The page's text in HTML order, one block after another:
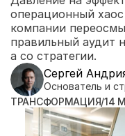
операционный хаос
компании
правильный аудит
а со стратегии.
Сергей
Основатель и
ТРАНСФОРМАЦИЯ/14